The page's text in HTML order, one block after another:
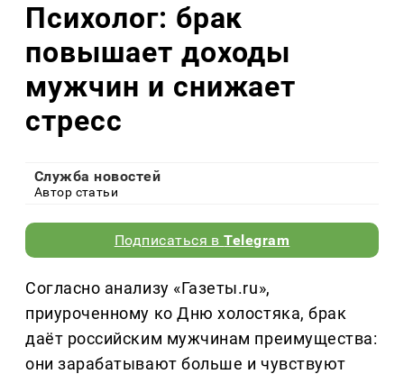
Психолог: брак
повышает доходы
мужчин и снижает
стресс
Служба новостей
Автор статьи
Подписаться вTelegram
Согласно анализу «Газеты.ru»,
приуроченному ко Дню холостяка, брак
даёт российским мужчинам преимущества:
они зарабатывают больше и чувствуют